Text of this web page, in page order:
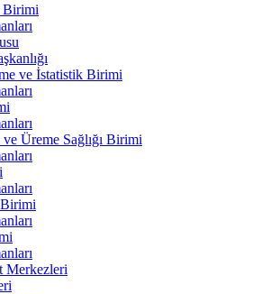
Birimi
ve İstatistik Birimi
Üreme Sağlığı Birimi
Birimi
Merkezleri